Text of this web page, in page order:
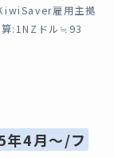
雇用主拠
算:1NZドル≒93
4月〜/フ